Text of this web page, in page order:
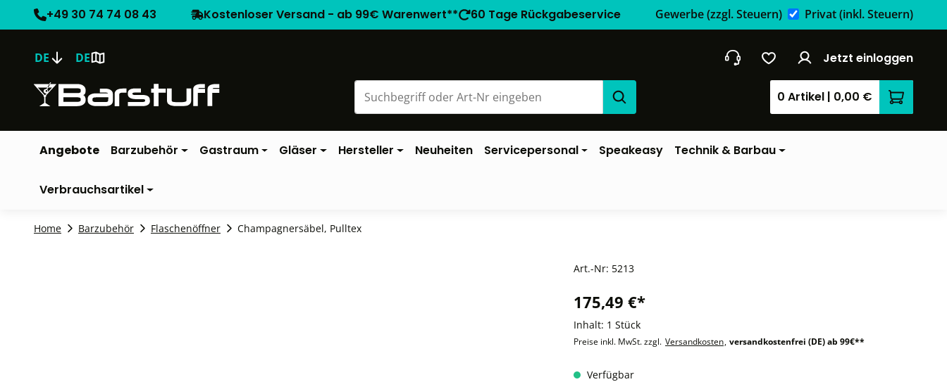
+49 30 74 74 08 43 Kostenloser Versand - ab 99€ Warenwert** 60 Tage Rückgabeservice Gewerbe(zzgl. Steuern) Privat(inkl. Steuern)
DE DE Jetzt einloggen
0 Artikel | 0,00 €
Angebote Barzubehör Gastraum Gläser Hersteller Neuheiten Servicepersonal Speakeasy Technik & Barbau
Verbrauchsartikel
Home Barzubehör Flaschenöffner Champagnersäbel, Pulltex
Art.-Nr: 5213
175,49 €*
Inhalt: 1 Stück
Preise inkl. MwSt. zzgl. Versandkosten, versandkostenfrei (DE) ab 99€**
Verfügbar